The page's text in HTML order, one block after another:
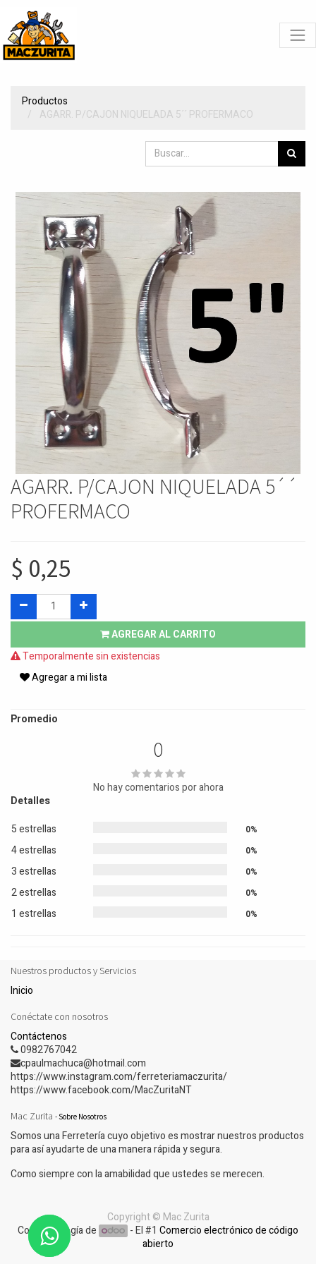
Productos
AGARR. P/CAJON NIQUELADA 5´´ PROFERMACO
AGARR. P/CAJON NIQUELADA 5´´
PROFERMACO
$ 0,25
AGREGAR AL CARRITO
Temporalmente sin existencias
Agregar a mi lista
Promedio
0
No hay comentarios por ahora
Detalles
5 estrellas
0%
4 estrellas 0%
3 estrellas 0%
2 estrellas 0%
1 estrellas 0%
Nuestros productos y Servicios
Inicio
Conéctate con nosotros
Contáctenos
0982767042
cpaulmachuca@hotmail.com
https://www.instagram.com/ferreteriamaczurita/
https://www.facebook.com/MacZuritaNT
Mac Zurita - Sobre Nosotros
Somos una Ferretería cuyo objetivo es mostrar nuestros productos
para así ayudarte de una manera rápida y segura.
Como siempre con la amabilidad que ustedes se merecen.
Copyright © Mac Zurita
Con tecnología de
- El #1 Comercio electrónico de código
abierto